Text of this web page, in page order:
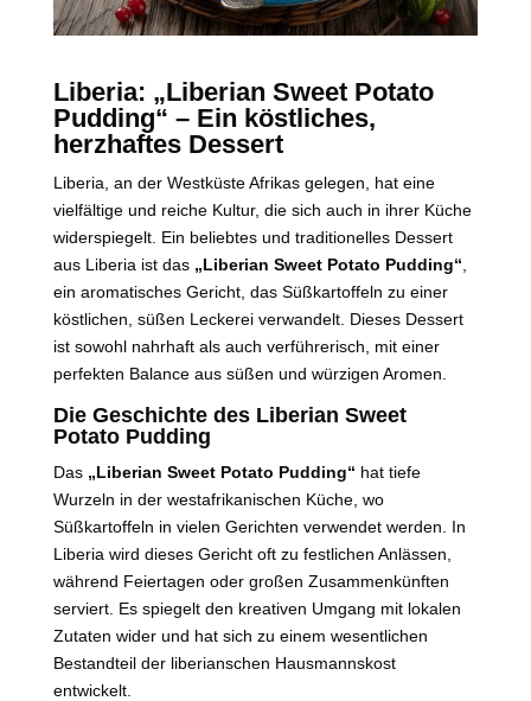
Liberia: „Liberian Sweet Potato
Pudding“ – Ein köstliches,
herzhaftes Dessert
Liberia, an der Westküste Afrikas gelegen, hat eine
vielfältige und reiche Kultur, die sich auch in ihrer Küche
widerspiegelt. Ein beliebtes und traditionelles Dessert
aus Liberia ist das „Liberian Sweet Potato Pudding“
ein aromatisches Gericht, das Süßkartoffeln zu einer
köstlichen, süßen Leckerei verwandelt. Dieses Dessert
ist sowohl nahrhaft als auch verführerisch, mit einer
perfekten Balance aus süßen und würzigen Aromen.
Die Geschichte des Liberian Sweet
Potato Pudding
Das „Liberian Sweet Potato Pudding“ hat tiefe
Wurzeln in der westafrikanischen Küche, wo
Süßkartoffeln in vielen Gerichten verwendet werden. In
Liberia wird dieses Gericht oft zu festlichen Anlässen,
während Feiertagen oder großen Zusammenkünften
serviert. Es spiegelt den kreativen Umgang mit lokalen
Zutaten wider und hat sich zu einem wesentlichen
Bestandteil der liberianschen Hausmannskost
entwickelt.